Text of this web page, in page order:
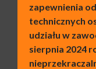
zapewnienia
technicznych
udziału w
sierpnia 2024